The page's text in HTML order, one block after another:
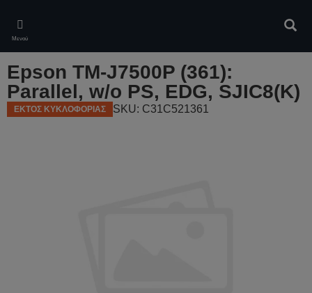
main
content
Μενού
Epson TM-J7500P (361):
Parallel, w/o PS, EDG, SJIC8(K)
ΕΚΤΟΣ ΚΥΚΛΟΦΟΡΙΑΣ SKU: C31C521361